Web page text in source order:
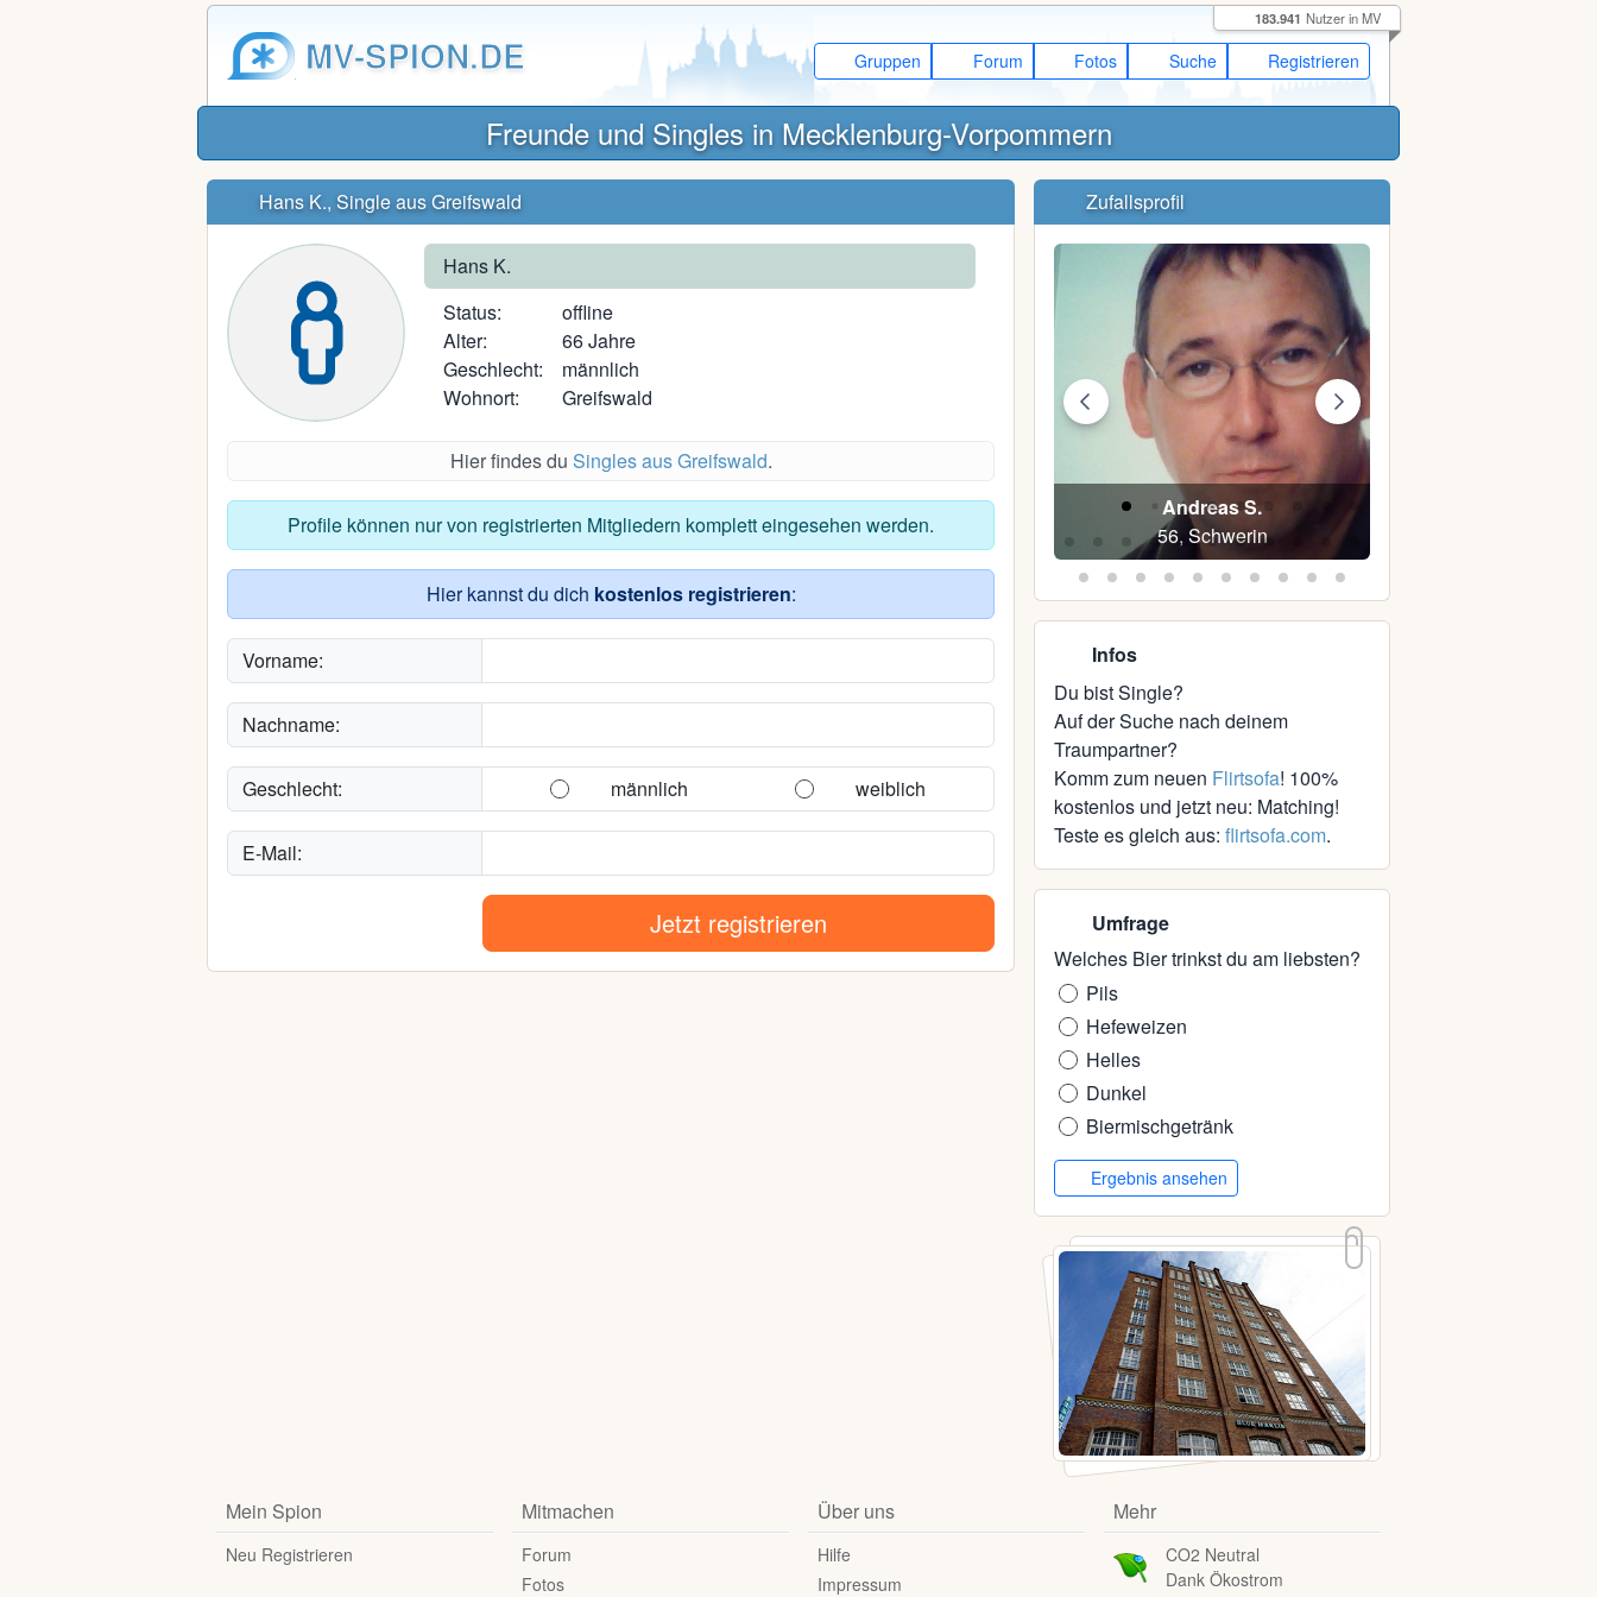
MV-SPION.DE Gruppen Forum Fotos Suche Registrieren
183.941 Nutzer in MV
Freunde und Singles in Mecklenburg-Vorpommern
Hans K., Single aus Greifswald
Hans K.
Status:
offline
Alter:
66 Jahre
Geschlecht:
männlich
Wohnort:
Greifswald
Hier findes du Singles aus Greifswald.
Profile können nur von registrierten Mitgliedern komplett eingesehen werden.
Hier kannst du dich kostenlos registrieren:
Vorname:
Nachname:
Geschlecht: männlich weiblich
E-Mail:
Jetzt registrieren
Zufallsprofil
Andreas S.
56, Schwerin
Remo81
45, Neubrandenburg
Infos
Du bist Single?
Auf der Suche nach deinem
Traumpartner?
Komm zum neuen Flirtsofa! 100%
kostenlos und jetzt neu: Matching!
Teste es gleich aus: flirtsofa.com.
Umfrage
Welches Bier trinkst du am liebsten?
Pils
Hefeweizen
Helles
Dunkel
Biermischgetränk
Ergebnis ansehen
Mein Spion
Neu Registrieren
Mitmachen
Forum
Fotos
Über uns
Hilfe
Impressum
Mehr
CO2 Neutral
Dank Ökostrom